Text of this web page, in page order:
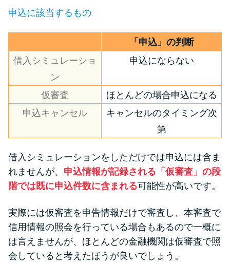
申込に該当するもの
「申込」の判断
借入シミュレーショ
ン
申込にならない
仮審査
ほとんどの場合申込になる
申込キャンセル
キャンセルのタイミング次
第
借入シミュレーションをしただけでは申込には含ま
れませんが、 申込情報が記録される「仮審査」の段
階では既に申込件数に含まれる可能性が高いです。
実際には仮審査を申告情報だけで審査し、本審査で
信用情報の照会を行っている場合もあるので一概に
は言えませんが、ほとんどの金融機関は仮審査で照
会していると考えたほうが良いでしょう。